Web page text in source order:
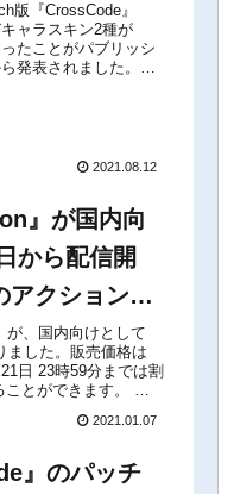
版『CrossCode』
ャラスキン2種が
たことがパブリッシ
発表されました。
2021.08.12
』が国内向
から配信開
アクションゲ
が、国内向けとして
ました。販売価格は
日 23時59分までは割
ことができます。 本
2021.01.07
』のパッチ